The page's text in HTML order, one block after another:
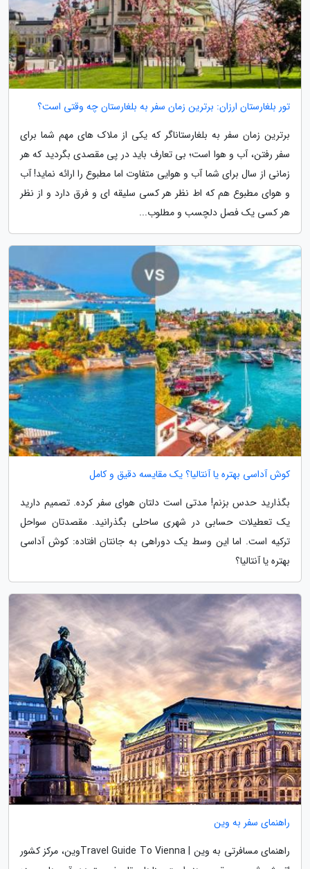
تور بلغارستان ارزان: برترین زمان سفر به بلغارستان چه وقتی است؟
برترین زمان سفر به بلغارستاناگر که یکی از ملاک های مهم شما برای
سفر رفتن، آب و هوا است؛ بی تعارف باید در پی مقصدی بگردید که هر
زمانی از سال برای شما آب و هوایی متفاوت اما مطبوع را ارائه نماید! آب
و هوای مطبوع هم که اط نظر هر کسی سلیقه ای و فرق دارد و از نظر
هر کسی یک فصل دلچسب و مطلوب...
کوش آداسی بهتره یا آنتالیا؟ یک مقایسه دقیق و کامل
بگذارید حدس بزنم! مدتی است دلتان هوای سفر کرده. تصمیم دارید
یک تعطیلات حسابی در شهری ساحلی بگذرانید. مقصدتان سواحل
ترکیه است. اما این وسط یک دوراهی به جانتان افتاده: کوش آداسی
بهتره یا آنتالیا؟
راهنمای سفر به وین
راهنمای مسافرتی به وین | Travel Guide To Viennaوین، مرکز کشور